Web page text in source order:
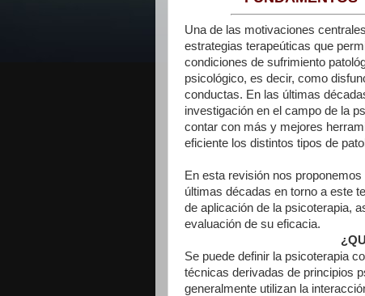
Una de las motivaciones
estrategias terapeúticas que
condiciones de sufrimiento
psicológico, es decir, como
conductas. En las últimas
investigación en el campo de la
contar con más y mejores
eficiente los distintos tipos de
En esta revisión nos
últimas décadas en torno a este
de aplicación de la psicoterapia,
evaluación de su eficacia.
Se puede definir la psicoterapia
técnicas derivadas de principios
generalmente utilizan la